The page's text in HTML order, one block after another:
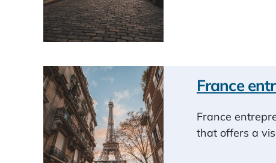
France
France
that offers a